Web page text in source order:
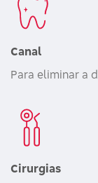
Canal
Para eliminar a
Cirurgias